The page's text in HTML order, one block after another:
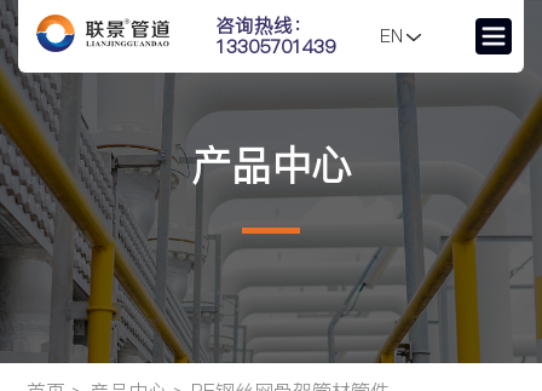
咨询热线：
13305701439 EN
产品中心